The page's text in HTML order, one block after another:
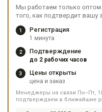
Мы работаем только
того, как подтвердит вашу
1 Регистрация
1 минута
2 Подтверждение
до 2 рабочих часов
3 Цены открыты
цена и заказ
Менеджеры на связи Пн–Пт,
подтверждаем в ближайшие